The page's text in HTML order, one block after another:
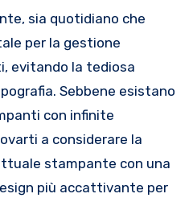
sia quotidiano che
per la gestione
evitando la tediosa
Sebbene esistano
con infinite
a considerare la
stampante con una
più accattivante per